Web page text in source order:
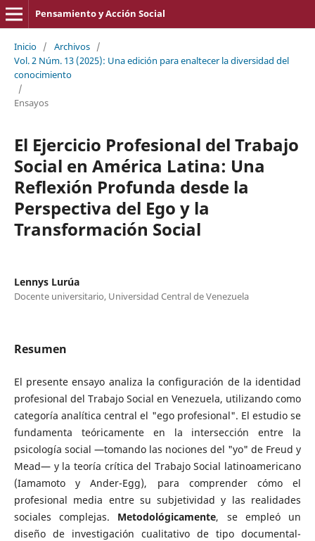
Pensamiento y Acción Social
Inicio / Archivos /
Vol. 2 Núm. 13 (2025): Una edición para enaltecer la diversidad del
conocimiento
/
Ensayos
El Ejercicio Profesional del Trabajo
Social en América Latina: Una
Reflexión Profunda desde la
Perspectiva del Ego y la
Transformación Social
Lennys Lurúa
Docente universitario, Universidad Central de Venezuela
Resumen
El presente ensayo analiza la configuración de la identidad
profesional del Trabajo Social en Venezuela, utilizando como
categoría analítica central el "ego profesional". El estudio se
fundamenta teóricamente en la intersección entre la
psicología social —tomando las nociones del "yo" de Freud y
Mead— y la teoría crítica del Trabajo Social latinoamericano
(Iamamoto y Ander-Egg), para comprender cómo el
profesional media entre su subjetividad y las realidades
sociales complejas. Metodológicamente, se empleó un
diseño de investigación cualitativo de tipo documental-